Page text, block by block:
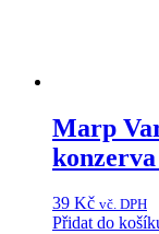
Marp
39 Kč vč. DPH
Přidat do